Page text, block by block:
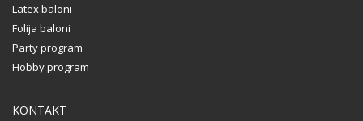
Latex baloni
Folija baloni
Party program
Hobby program
KONTAKT